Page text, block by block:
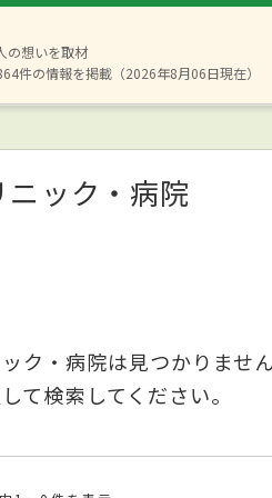
の想いを取材
件の情報を掲載（2026年8月06日現在）
ニック・病院
ク・病院は見つかりません
て検索してください。